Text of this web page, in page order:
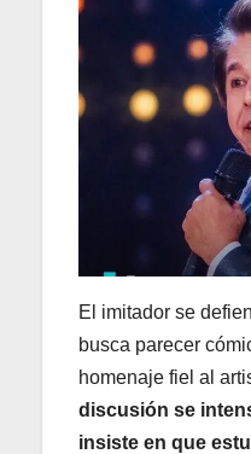
El imitador se
busca parecer
homenaje fiel al
discusión se
insiste en que